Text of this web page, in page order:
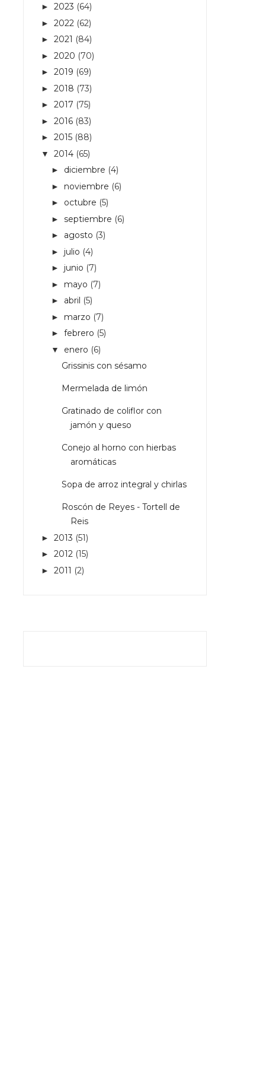
► 2023 (64)
► 2022 (62)
► 2021 (84)
► 2020 (70)
► 2019 (69)
► 2018 (73)
► 2017 (75)
► 2016 (83)
► 2015 (88)
▼ 2014 (65)
► diciembre (4)
► noviembre (6)
► octubre (5)
► septiembre (6)
► agosto (3)
► julio (4)
► junio (7)
► mayo (7)
► abril (5)
► marzo (7)
► febrero (5)
▼ enero (6)
Grissinis con sésamo
Mermelada de limón
Gratinado de coliflor con
jamón y queso
Conejo al horno con hierbas
aromáticas
Sopa de arroz integral y chirlas
Roscón de Reyes - Tortell de
Reis
► 2013 (51)
► 2012 (15)
► 2011 (2)